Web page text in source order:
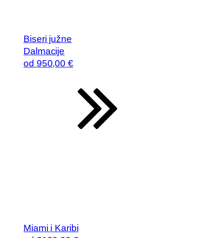
Biseri južne
Dalmacije
od 950,00 €
Miami i Karibi